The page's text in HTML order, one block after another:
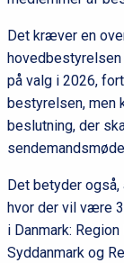
Det kræver en
på valg i 2026,
bestyrelsen, men
beslutning, der
Det betyder
hvor der vil være
i Danmark:
Syddanmark og